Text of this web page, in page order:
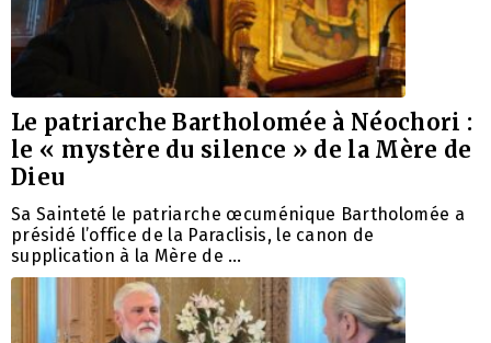
Le patriarche Bartholomée à Néochori :
le « mystère du silence » de la Mère de
Dieu
Sa Sainteté le patriarche œcuménique Bartholomée a
présidé l’office de la Paraclisis, le canon de
supplication à la Mère de …